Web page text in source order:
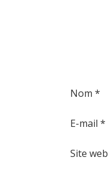
Nom *
E-mail *
Site web